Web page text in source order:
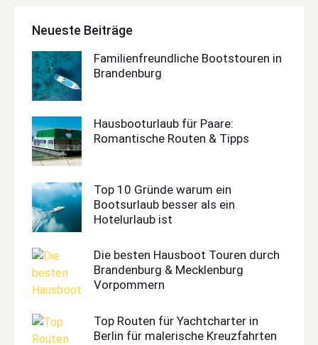
Neueste Beiträge
Familienfreundliche Bootstouren in
Brandenburg
Hausbooturlaub für Paare:
Romantische Routen & Tipps
Top 10 Gründe warum ein
Bootsurlaub besser als ein
Hotelurlaub ist
Die besten Hausboot Touren durch
Brandenburg & Mecklenburg
Vorpommern
Top Routen für Yachtcharter in
Berlin für malerische Kreuzfahrten